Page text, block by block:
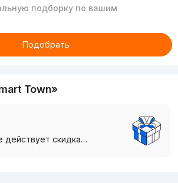
подборку по вашим
Подобрать
Town»
действует скидка…